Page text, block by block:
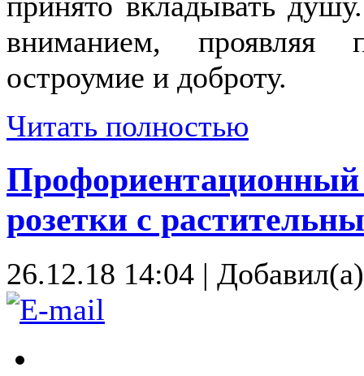
вниманием, проявляя
остроумие и доброту.
Читать полностью
Профориентационный
розетки с
26.12.18 14:04 |